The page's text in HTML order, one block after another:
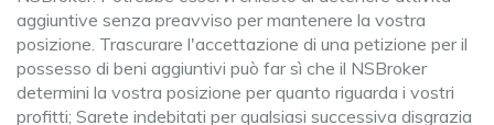
aggiuntive senza preavviso per mantenere la vostra
posizione. Trascurare l'accettazione di una petizione per il
possesso di beni aggiuntivi può far sì che il NSBroker
determini la vostra posizione per quanto riguarda i vostri
profitti; Sarete indebitati per qualsiasi successiva disgrazia